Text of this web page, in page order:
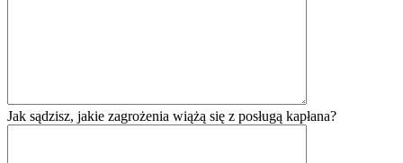
Jak sądzisz, jakie zagrożenia wiążą się z posługą kapłana?